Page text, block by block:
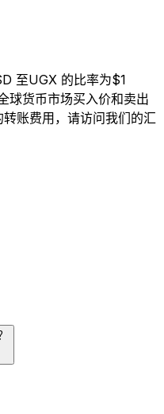
至UGX 的比率为$1
球货币市场买入价和卖出
账费用，请访问我们的汇